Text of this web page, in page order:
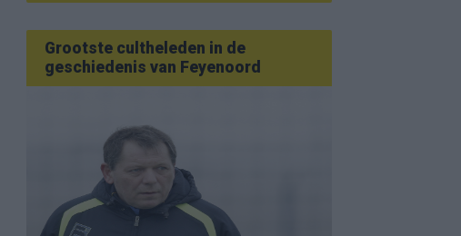
Grootste cultheleden in de
geschiedenis van Feyenoord